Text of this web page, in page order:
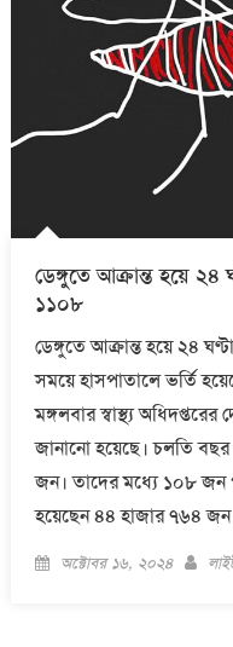
ডেঙ্গুতে আক্রান্ত হয়ে
১১০৮
ডেঙ্গুতে আক্রান্ত হয়ে ২৪
সময়ে হাসপাতালে ভর্তি
মঙ্গলবার স্বাস্থ্য
জানানো হয়েছে। চলতি বছর
জন। তাদের মধ্যে ১০৮ জন
হয়েছেন ৪৪ হাজার ৭৬৪
Posted
অক্টোবর ১৬, ২০২৪